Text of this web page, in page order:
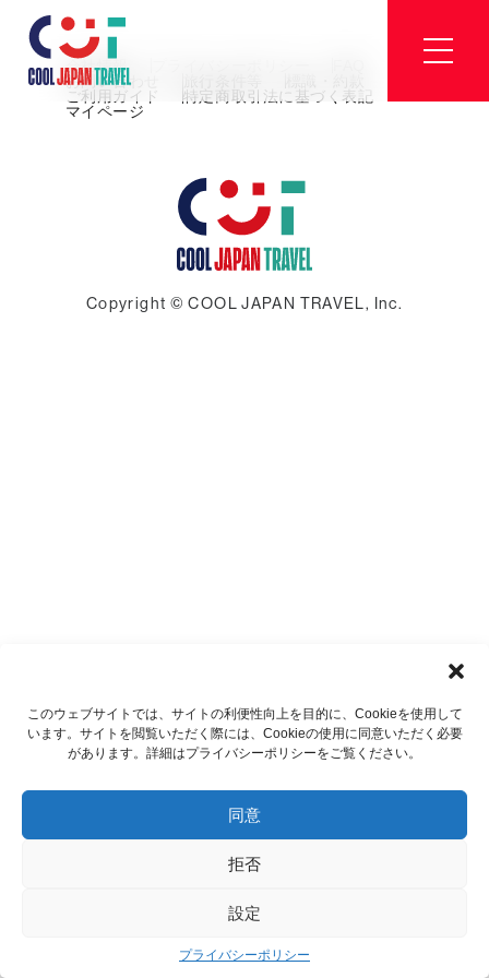
このウェブサイトでは、サイトの利便性向上を目的に、Cookieを使用して
います。サイトを閲覧いただく際には、Cookieの使用に同意いただく必要
があります。詳細はプライバシーポリシーをご覧ください。
同意
拒否
設定
プライバシーポリシー
会社情報
お問い合わせ
ご利用ガイド
特定商取引法に基づく表記
マイページ
Copyright © COOL JAPAN TRAVEL, Inc.